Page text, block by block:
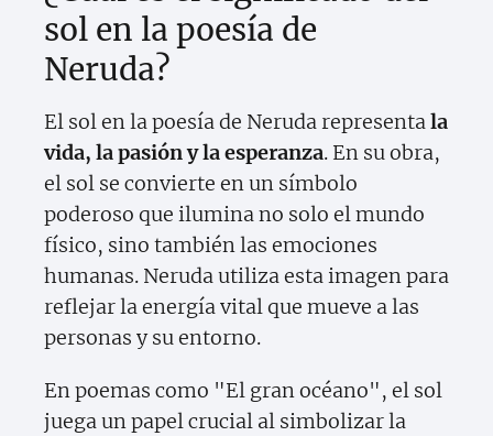
sol en la poesía de
Neruda?
El sol en la poesía de Neruda representala
vida, la pasión y la esperanza. En su obra,
el sol se convierte en un símbolo
poderoso que ilumina no solo el mundo
físico, sino también las emociones
humanas. Neruda utiliza esta imagen para
reflejar la energía vital que mueve a las
personas y su entorno.
En poemas como "El gran océano", el sol
juega un papel crucial al simbolizar la